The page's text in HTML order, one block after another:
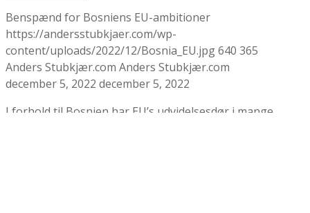
Benspænd for Bosniens EU-ambitioner
https://andersstubkjaer.com/wp-
content/uploads/2022/12/Bosnia_EU.jpg640 365
Anders Stubkjær.com Anders Stubkjær.com
december 5, 2022 december 5, 2022
I forhold til Bosnien har EU’s udvidelsesdør i mange